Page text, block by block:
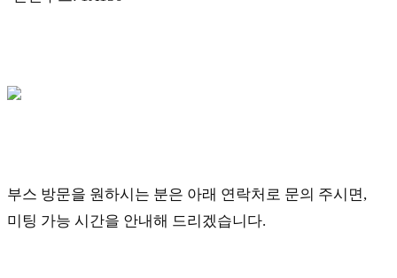
부스 방문을 원하시는 분은 아래 연락처로 문의 주시면,
미팅 가능 시간을 안내해 드리겠습니다.